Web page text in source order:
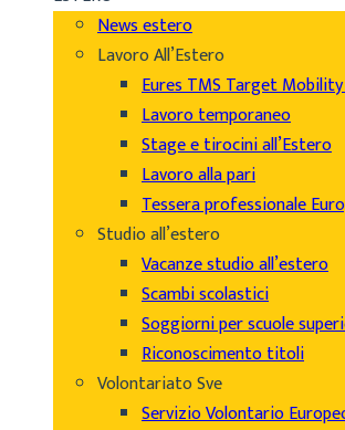
News estero
Lavoro All’Estero
Eures TMS Target
Lavoro temporaneo
Stage e tirocini all’Estero
Lavoro alla pari
Tessera professionale
Studio all’estero
Vacanze studio all’estero
Scambi scolastici
Soggiorni per scuole
Riconoscimento titoli
Volontariato Sve
Servizio Volontario